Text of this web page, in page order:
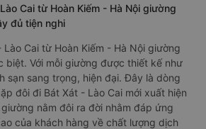
Cai từ Hoàn Kiếm - Hà Nội giường
đủ tiện nghi
Cai từ Hoàn Kiếm - Hà Nội giường
biệt. Với mỗi giường được thiết kế như
sạn sang trọng, hiện đại. Đây là dòng
đôi đi Bát Xát - Lào Cai mới xuất hiện
nằm đôi ra đời nhằm đáp ứng
của khách hàng về chất lượng dịch